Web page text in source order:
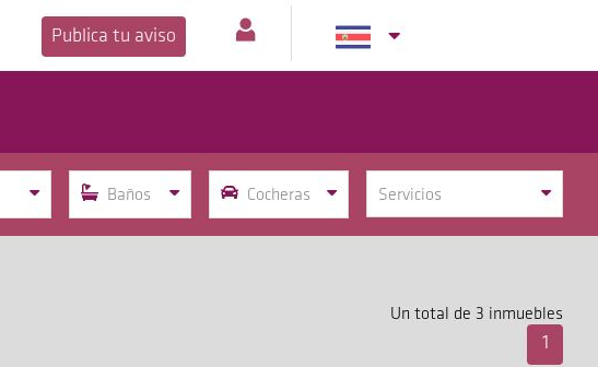
Publica tu aviso
Baños Cocheras Servicios
Un total de 3 inmuebles
1